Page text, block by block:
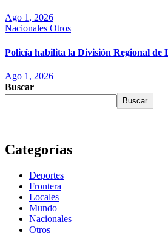
Ago 1, 2026
Nacionales Otros
Policía habilita la División Regional de
Ago 1, 2026
Buscar
Buscar
Categorías
Deportes
Frontera
Locales
Mundo
Nacionales
Otros